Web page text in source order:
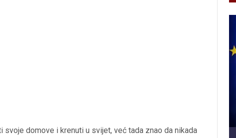
svoje domove i krenuti u svijet, već tada znao da nikada